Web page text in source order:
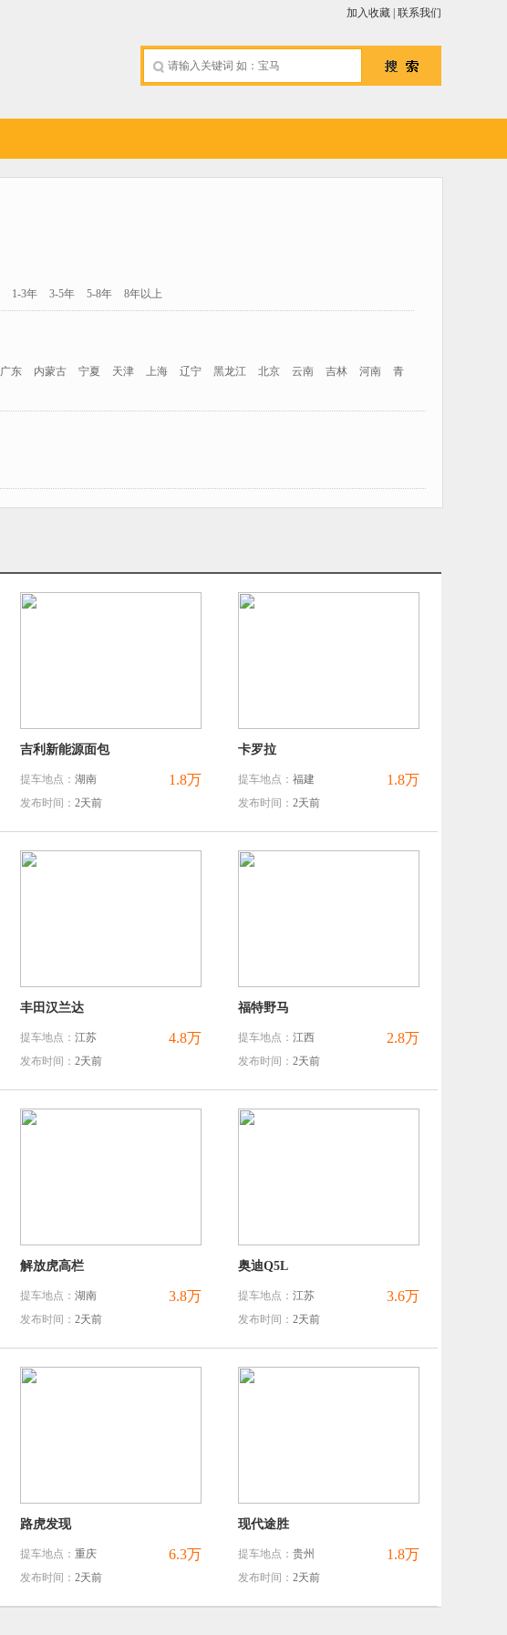
加入收藏 联系我们
1-3年 3-5年 5-8年 8年以上
广东 内蒙古 宁夏 天津 上海 辽宁 黑龙江 北京 云南 吉林 河南
青
吉利新能源面包
1.8万
提车地点： 湖南
发布时间： 2天前
卡罗拉
1.8万
提车地点： 福建
发布时间： 2天前
丰田汉兰达
4.8万
提车地点： 江苏
发布时间： 2天前
福特野马
2.8万
提车地点： 江西
发布时间： 2天前
解放虎高栏
3.8万
提车地点： 湖南
发布时间： 2天前
奥迪Q5L
3.6万
提车地点： 江苏
发布时间： 2天前
路虎发现
6.3万
提车地点： 重庆
发布时间： 2天前
现代途胜
1.8万
提车地点： 贵州
发布时间： 2天前